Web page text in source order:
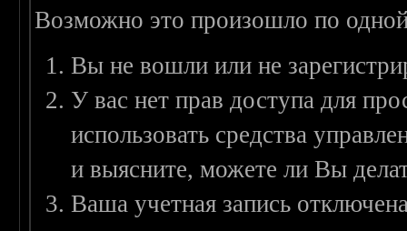
Возможно это произошло по
Вы не вошли или не
У вас нет прав доступа для
использовать средства
и выясните, можете ли Вы
Ваша учетная запись